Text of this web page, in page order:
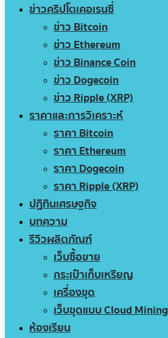
ข่าวคริปโตเคอเรนซี่
ข่าว Bitcoin
ข่าว Ethereum
ข่าว Binance Coin
ข่าว Dogecoin
ข่าว Ripple (XRP)
ราคาและการวิเคราะห์
ราคา Bitcoin
ราคา Ethereum
ราคา Dogecoin
ราคา Ripple (XRP)
ปฏิทินเศรษฐกิจ
บทความ
รีวิวผลิตภัณฑ์
เว็บซื้อขาย
กระเป๋าเก็บเหรียญ
เครื่องขุด
เว็บขุดแบบ Cloud Mining
ห้องเรียน